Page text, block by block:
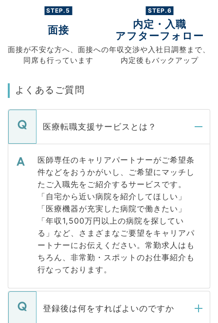
STEP.5
面接
面接が不安な方へ、 面接への
同席も行っています
STEP.6
内定・入職
アフターフォロー
年収交渉や入社日調整まで、
内定後もバックアップ
よくあるご質問
医療転職支援サービスとは？
医師専任のキャリアパートナーがご希望条
件などをおうかがいし、ご希望にマッチし
たご入職先をご紹介するサービスです。
「自宅から近い病院を紹介してほしい」
「医療機器が充実した病院で働きたい」
「年収1,500万円以上の病院を探してい
る」など、さまざまなご要望をキャリアパ
ートナーにお伝えください。常勤求人はも
ちろん、非常勤・スポットのお仕事紹介も
行なっております。
登録後は何をすればよいのですか